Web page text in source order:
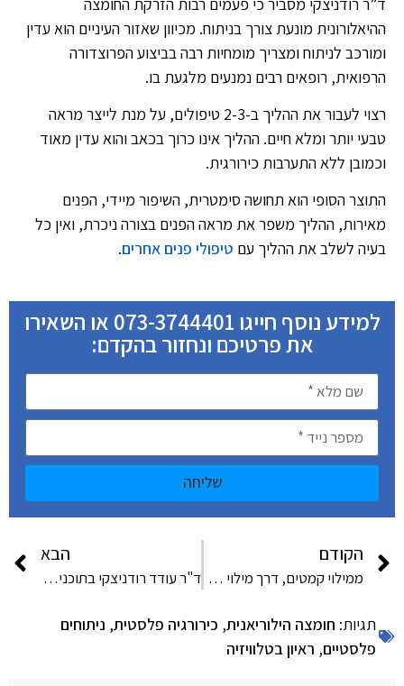
ההיאלורונית מונעת צורך בניתוח. מכיוון שאזור העיניים הוא עדין
ומורכב לניתוח ומצריך מומחיות רבה בביצוע הפרוצדורה
הרפואית, רופאים רבים נמנעים מלגעת בו.
רצוי לעבור את ההליך ב-2-3 טיפולים, על מנת לייצר מראה
טבעי יותר ומלא חיים. ההליך אינו כרוך בכאב והוא עדין מאוד
וכמובן ללא התערבות כירורגית.
התוצר הסופי הוא תחושה סימטרית, השיפור מיידי, הפנים
מאירות, ההליך משפר את מראה הפנים בצורה ניכרת, ואין כל
בעיה לשלב את ההליך עם טיפולי פנים אחרים.
למידע נוסף חייגו 073-3744401 או השאירו
את פרטיכם ונחזור בהקדם:
שליחה
הקודם
ממילוי קמטים, דרך מילוי שקעים ועד מזותרפיה: 6 טיפולים אסתטיים שניתן לבצע ללא ניתוח
הבא
ד"ר עודד רודניצקי בתוכניתו של פרופסור קרסו – מאיזה גיל ניתן לעבור טיפול בדיקור סיני בהליך הרזיה
תגיות: חומצה הילוריאנית, כירורגיה פלסטית, ניתוחים
פלסטיים, ראיון בטלוויזיה